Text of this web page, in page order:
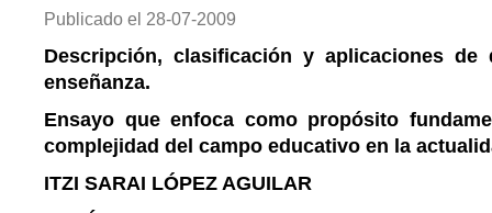
Publicado el 28-07-2009
Descripción, clasificación y aplicaciones de
enseñanza.
Ensayo que enfoca como propósito
complejidad del campo educativo en la
ITZI SARAI LÓPEZ AGUILAR